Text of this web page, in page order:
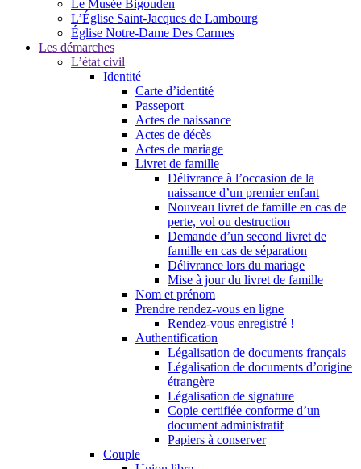
Le Musée Bigouden
L’Église Saint-Jacques de Lambourg
Église Notre-Dame Des Carmes
Les démarches
L’état civil
Identité
Carte d’identité
Passeport
Actes de naissance
Actes de décès
Actes de mariage
Livret de famille
Délivrance à l’occasion de la
naissance d’un premier enfant
Nouveau livret de famille en cas de
perte, vol ou destruction
Demande d’un second livret de
famille en cas de séparation
Délivrance lors du mariage
Mise à jour du livret de famille
Nom et prénom
Prendre rendez-vous en ligne
Rendez-vous enregistré !
Authentification
Légalisation de documents français
Légalisation de documents d’origine
étrangère
Légalisation de signature
Copie certifiée conforme d’un
document administratif
Papiers à conserver
Couple